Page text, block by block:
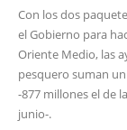
Con los dos
el Gobierno para
Oriente Medio, las
pesquero suman
-877 millones el de
junio-.